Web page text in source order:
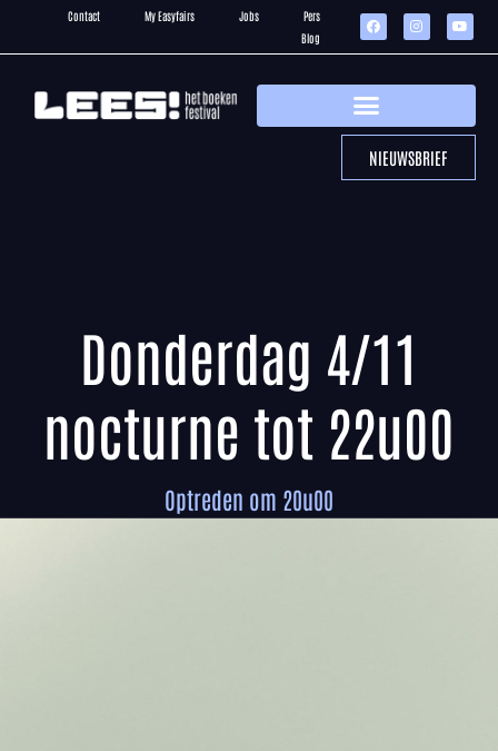
Contact My Easyfairs Jobs
Pers
Blog
NIEUWSBRIEF
Donderdag 4/11
nocturne tot 22u00
Optreden om 20u00